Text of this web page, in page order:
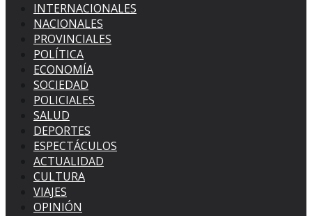
INTERNACIONALES
NACIONALES
PROVINCIALES
POLÍTICA
ECONOMÍA
SOCIEDAD
POLICIALES
SALUD
DEPORTES
ESPECTÁCULOS
ACTUALIDAD
CULTURA
VIAJES
OPINIÓN